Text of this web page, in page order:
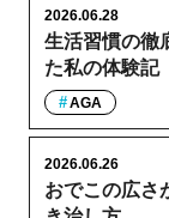
生活習慣の徹
た私の体験記
2026.06.28
AGA
おでこの広さ
2026.06.26